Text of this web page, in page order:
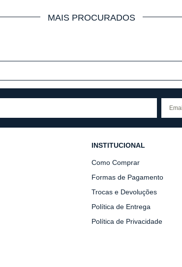
MAIS PROCURADOS
INSTITUCIONAL
Como Comprar
Formas de Pagamento
Trocas e Devoluções
Política de Entrega
Política de Privacidade